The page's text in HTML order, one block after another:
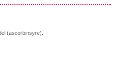
(ascorbinsyre).